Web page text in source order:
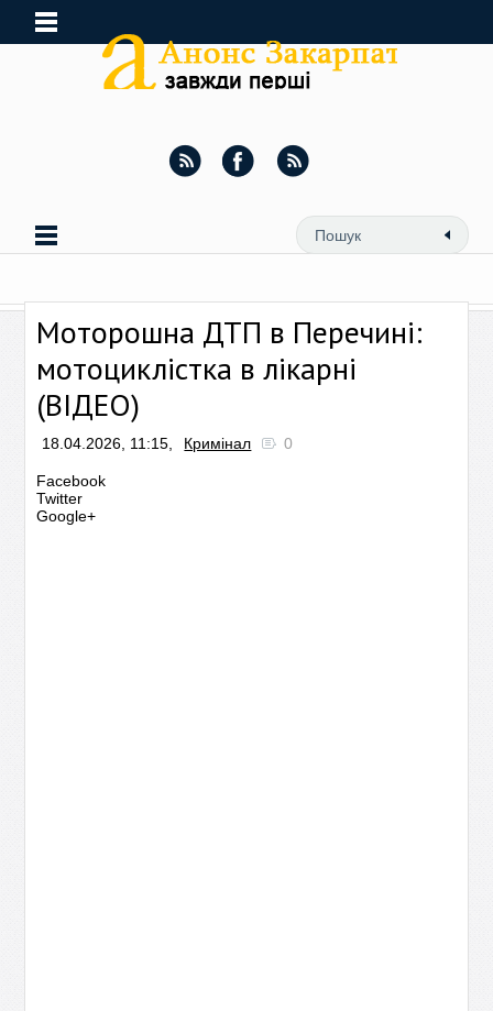
Моторошна ДТП в Перечині:
мотоциклістка в лікарні
(ВІДЕО)
18.04.2026, 11:15, Кримінал 0
Facebook
Twitter
Google+